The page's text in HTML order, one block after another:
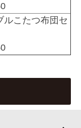
ルこたつ布団セ